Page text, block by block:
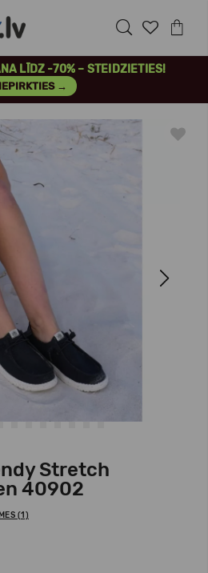
LĪDZ -70% – STEIDZIETIES!
IEPIRKTIES →
Next
Stretch
40902
(1)